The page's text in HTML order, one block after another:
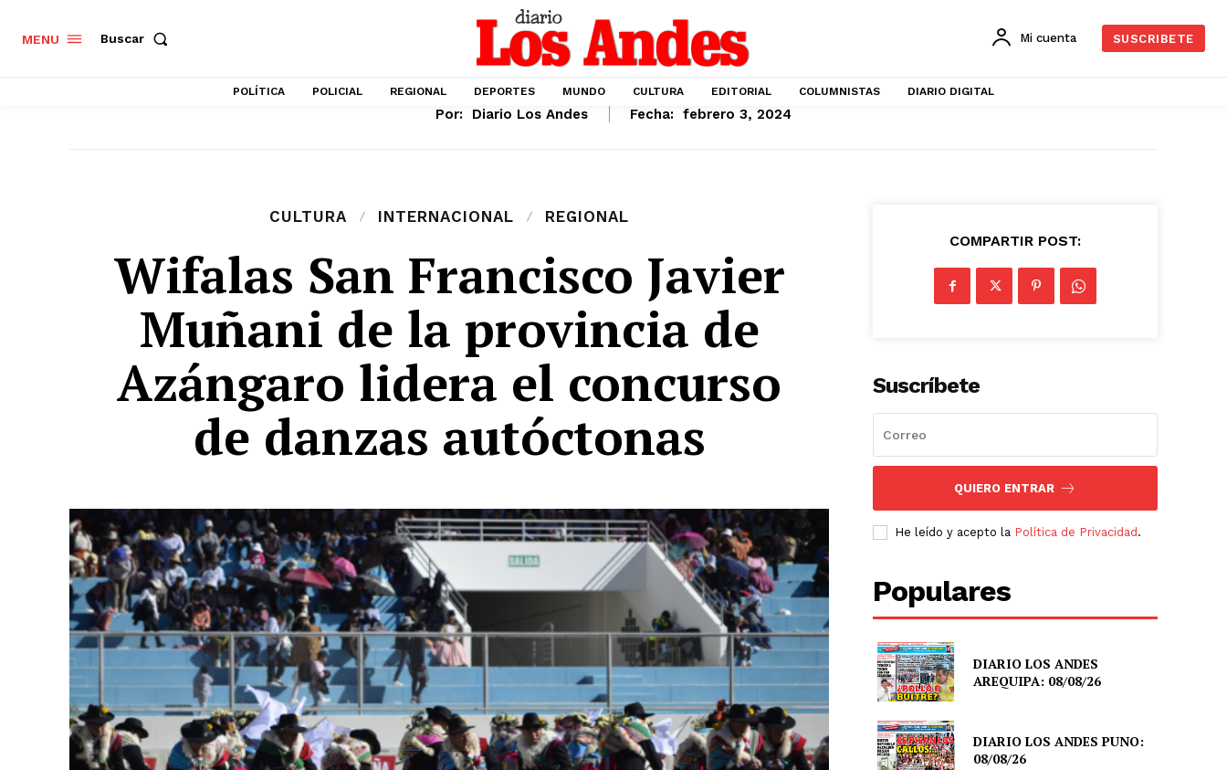
MENU Buscar Mi cuenta SUSCRIBETE
POLÍTICA POLICIAL REGIONAL DEPORTES MUNDO CULTURA EDITORIAL COLUMNISTAS DIARIO DIGITAL
Por: Diario Los Andes Fecha: febrero 3, 2024
CULTURA INTERNACIONAL REGIONAL
Wifalas San Francisco Javier
Muñani de la provincia de
Azángaro lidera el concurso
de danzas autóctonas
COMPARTIR POST:
Suscríbete
QUIERO ENTRAR
He leído y acepto la Política de Privacidad .
Populares
DIARIO LOS ANDES
AREQUIPA: 08/08/26
DIARIO LOS ANDES PUNO:
08/08/26